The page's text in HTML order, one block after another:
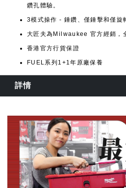
鑽孔體驗。
3模式操作 - 錘鑽、僅錘擊和僅旋
大匠夫為Milwaukee 官方經銷，
香港官方行貨保證
FUEL系列1+1年原廠保養
詳情